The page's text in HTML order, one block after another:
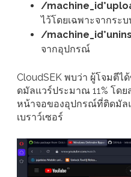
/
ไว้โดยเฉพาะจากระ
/
จากอุปกรณ์
CloudSEK พบว่า ผู้โจมตี
ดมัลแวร์ประมาณ 11% โด
หน้าจอของอุปกรณ์ที่ติดมัล
เบราว์เซอร์